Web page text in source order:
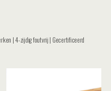
| 4-zijdig foutvrij | Gecertificeerd